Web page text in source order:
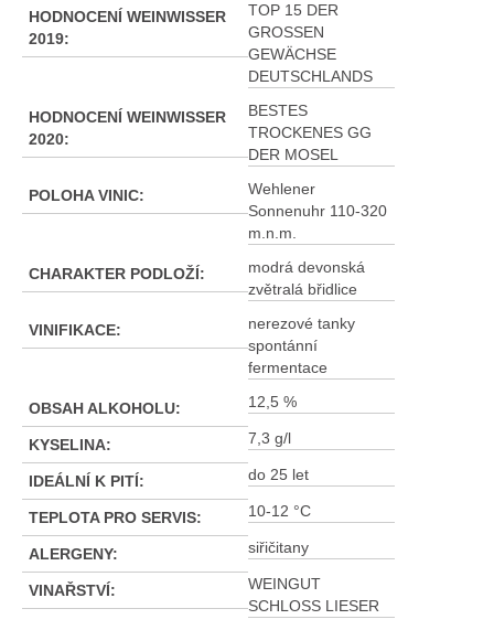
HODNOCENÍ WEINWISSER
2019:
TOP 15 DER
GROSSEN
GEWÄCHSE
DEUTSCHLANDS
HODNOCENÍ WEINWISSER
2020:
BESTES
TROCKENES GG
DER MOSEL
POLOHA VINIC:
Wehlener
Sonnenuhr 110-320
m.n.m.
CHARAKTER PODLOŽÍ:
modrá devonská
zvětralá břidlice
VINIFIKACE:
nerezové tanky
spontánní
fermentace
OBSAH ALKOHOLU: 12,5 %
KYSELINA: 7,3 g/l
IDEÁLNÍ K PITÍ: do 25 let
TEPLOTA PRO SERVIS: 10-12 °C
ALERGENY: siřičitany
VINAŘSTVÍ:
WEINGUT
SCHLOSS LIESER